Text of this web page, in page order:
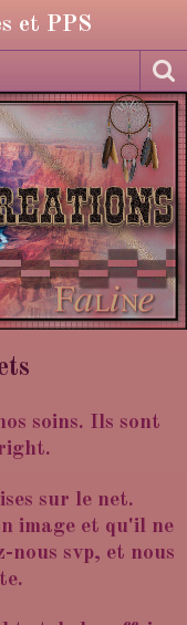
et PPS
soins. Ils sont
sur le net.
image et qu'il ne
svp, et nous